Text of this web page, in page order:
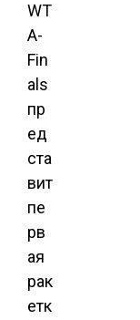
WT
A-
Fin
als
пр
ед
ста
вит
пе
рв
ая
рак
етк